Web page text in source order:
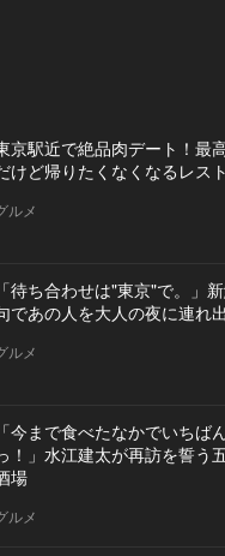
京駅近で絶品肉デート！最
けど帰りたくなくなるレス
ルメ
「待ち合わせは"東京"で。」
であの人を大人の夜に連れ
ルメ
「今まで食べたなかでいちば
！」水江建太が再訪を誓う
場
ルメ